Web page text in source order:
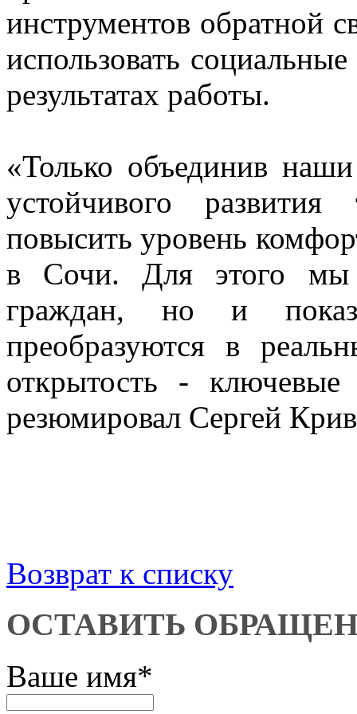
инструментов обратной
использовать
результатах работы.
«Только объединив
устойчивого
повысить уровень
в Сочи. Для этого мы
граждан, но и
преобразуются в
открытость -
резюмировал Сергей
Возврат к списку
ОСТАВИТЬ
Ваше имя*